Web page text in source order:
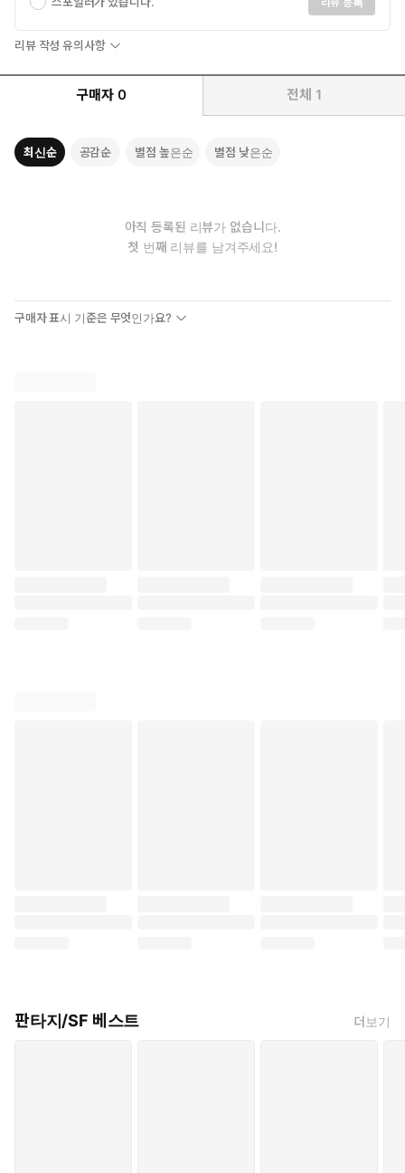
리뷰 작성 유의사항
구매자 0 전체 1
최신순 공감순 별점 높은순 별점 낮은순
아직 등록된 리뷰가 없습니다.
첫 번째 리뷰를 남겨주세요!
구매자 표시 기준은 무엇인가요?
판타지/SF 베스트 더보기